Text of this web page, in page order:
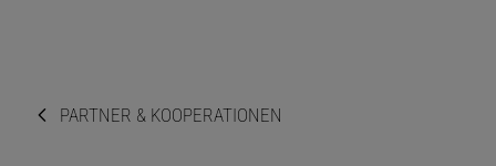
PARTNER & KOOPERATIONEN